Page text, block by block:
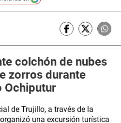
colchón de nubes
zorros durante
Ochiputur
de Trujillo, a través de la
una excursión turística